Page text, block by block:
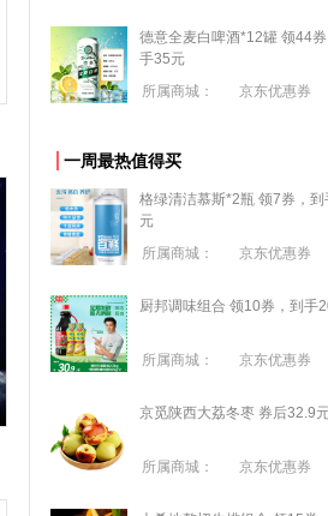
德意全麦白啤酒*12罐 领44券
手35元
所属商城：
京东优惠券
一周最热值得买
格绿清洁慕斯*2瓶 领7券，
元
所属商城：
京东优惠券
厨邦调味组合 领10券，到手
所属商城： 京东优惠券
京觅陕西大荔冬枣 券后32.9
所属商城： 京东优惠券